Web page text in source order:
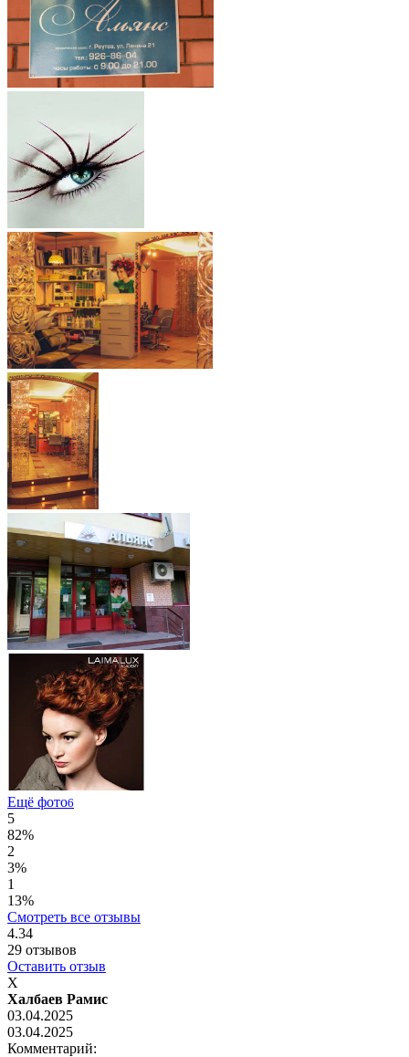
Ещё фото6
5
82%
2
3%
1
13%
Смотреть все отзывы
4.34
29 отзывов
Оставить отзыв
Х
Халбаев Рамис
03.04.2025
03.04.2025
Комментарий: